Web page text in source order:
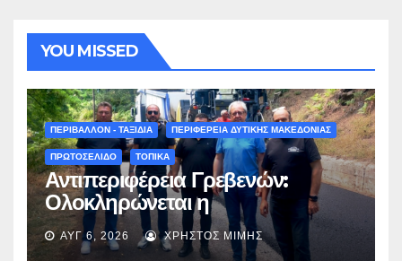
YOU MISSED
ΠΕΡΙΒΑΛΛΟΝ - ΤΑΞΙΔΙΑ ΠΕΡΙΦΕΡΕΙΑ ΔΥΤΙΚΗΣ ΜΑΚΕΔΟΝΙΑΣ
ΠΡΩΤΟΣΕΛΙΔΟ ΤΟΠΙΚΑ
Αντιπεριφέρεια Γρεβενών:
Ολοκληρώνεται η
ασφαλτόστρωση της οδού
Περιβόλι – Αβδέλλα
ΑΥΓ 6, 2026 ΧΡΉΣΤΟΣ ΜΊΜΗΣ